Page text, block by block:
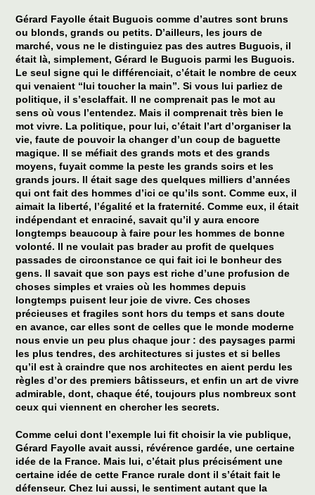
Gérard Fayolle était Buguois comme d’autres sont bruns
ou blonds, grands ou petits. D’ailleurs, les jours de
marché, vous ne le distinguiez pas des autres Buguois, il
était là, simplement, Gérard le Buguois parmi les Buguois.
Le seul signe qui le différenciait, c’était le nombre de ceux
qui venaient “lui toucher la main”. Si vous lui parliez de
politique, il s’esclaffait. Il ne comprenait pas le mot au
sens où vous l’entendez. Mais il comprenait très bien le
mot vivre. La politique, pour lui, c’était l’art d’organiser la
vie, faute de pouvoir la changer d’un coup de baguette
magique. Il se méfiait des grands mots et des grands
moyens, fuyait comme la peste les grands soirs et les
grands jours. Il était sage des quelques milliers d’années
qui ont fait des hommes d’ici ce qu’ils sont. Comme eux, il
aimait la liberté, l’égalité et la fraternité. Comme eux, il était
indépendant et enraciné, savait qu’il y aura encore
longtemps beaucoup à faire pour les hommes de bonne
volonté. Il ne voulait pas brader au profit de quelques
passades de circonstance ce qui fait ici le bonheur des
gens. Il savait que son pays est riche d’une profusion de
choses simples et vraies où les hommes depuis
longtemps puisent leur joie de vivre. Ces choses
précieuses et fragiles sont hors du temps et sans doute
en avance, car elles sont de celles que le monde moderne
nous envie un peu plus chaque jour : des paysages parmi
les plus tendres, des architectures si justes et si belles
qu’il est à craindre que nos architectes en aient perdu les
règles d’or des premiers bâtisseurs, et enfin un art de vivre
admirable, dont, chaque été, toujours plus nombreux sont
ceux qui viennent en chercher les secrets.
Comme celui dont l’exemple lui fit choisir la vie publique,
Gérard Fayolle avait aussi, révérence gardée, une certaine
idée de la France. Mais lui, c’était plus précisément une
certaine idée de cette France rurale dont il s’était fait le
défenseur. Chez lui aussi, le sentiment autant que la